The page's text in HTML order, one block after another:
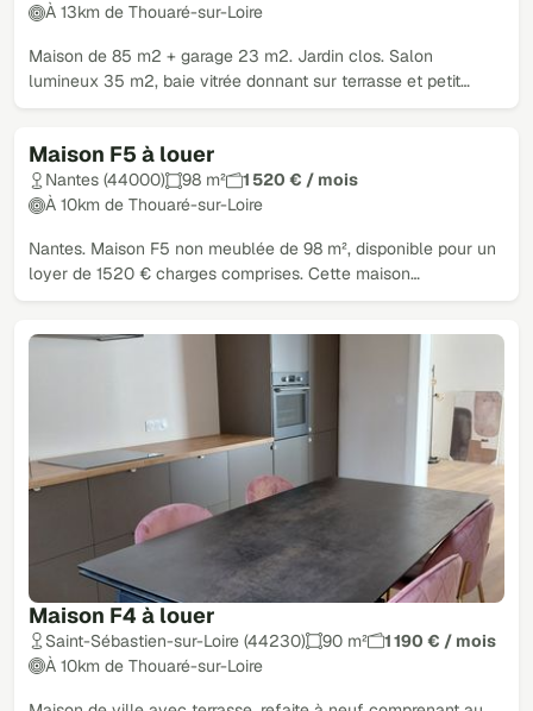
À 13km de Thouaré-sur-Loire
Maison de 85 m2 + garage 23 m2. Jardin clos. Salon
lumineux 35 m2, baie vitrée donnant sur terrasse et petit…
Maison F5 à louer
Nantes (44000) 98 m²
1 520 € / mois
À 10km de Thouaré-sur-Loire
Nantes. Maison F5 non meublée de 98 m², disponible pour un
loyer de 1520 € charges comprises. Cette maison…
Maison F4 à louer
Saint-Sébastien-sur-Loire (44230) 90 m²
1 190 € / mois
À 10km de Thouaré-sur-Loire